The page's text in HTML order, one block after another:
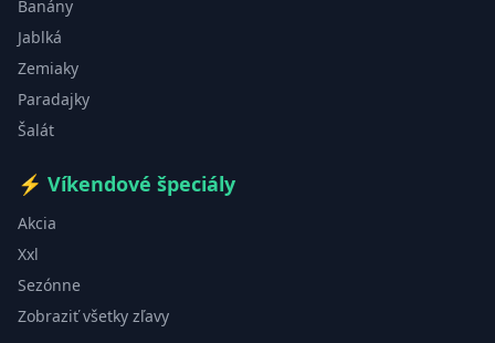
Banány
Jablká
Zemiaky
Paradajky
Šalát
⚡ Víkendové špeciály
Akcia
Xxl
Sezónne
Zobraziť všetky zľavy